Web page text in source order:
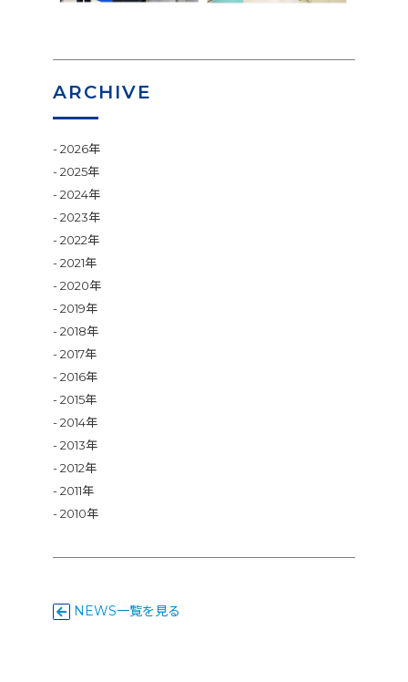
ARCHIVE
2026年
2025年
2024年
2023年
2022年
2021年
2020年
2019年
2018年
2017年
2016年
2015年
2014年
2013年
2012年
2011年
2010年
NEWS一覧を見る